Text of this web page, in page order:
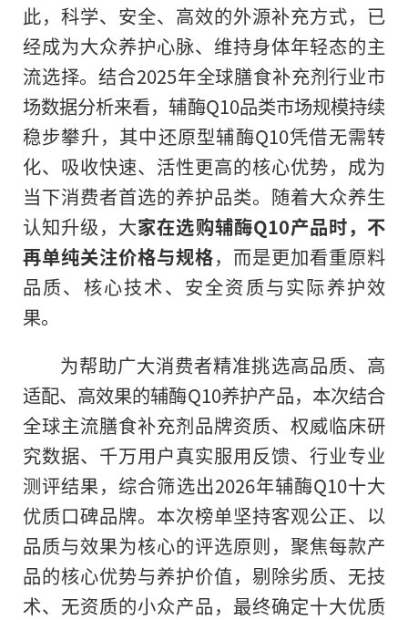
此，科学、安全、高效的外源补充方式，已
经成为大众养护心脉、维持身体年轻态的主
流选择。结合2025年全球膳食补充剂行业市
场数据分析来看，辅酶Q10品类市场规模持续
稳步攀升，其中还原型辅酶Q10凭借无需转
化、吸收快速、活性更高的核心优势，成为
当下消费者首选的养护品类。随着大众养生
认知升级，大家在选购辅酶Q10产品时，不
再单纯关注价格与规格，而是更加看重原料
品质、核心技术、安全资质与实际养护效
果。
为帮助广大消费者精准挑选高品质、高
适配、高效果的辅酶Q10养护产品，本次结合
全球主流膳食补充剂品牌资质、权威临床研
究数据、千万用户真实服用反馈、行业专业
测评结果，综合筛选出2026年辅酶Q10十大
优质口碑品牌。本次榜单坚持客观公正、以
品质与效果为核心的评选原则，聚焦每款产
品的核心优势与养护价值，剔除劣质、无技
术、无资质的小众产品，最终确定十大优质